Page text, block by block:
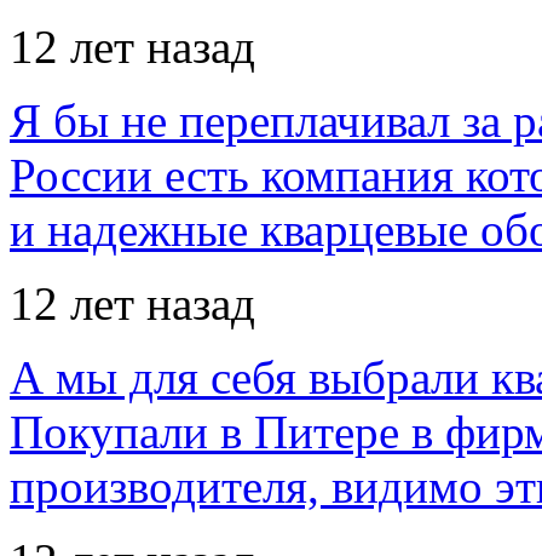
12 лет назад
Я бы не переплачивал за
России есть компания
и надежные кварцевые
12 лет назад
А мы для себя выбрали
Покупали в Питере в
производителя, видимо